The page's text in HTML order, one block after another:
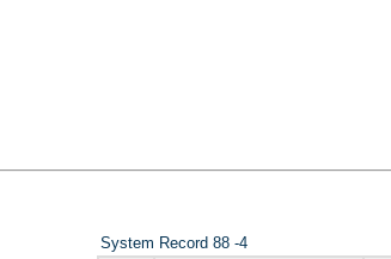
System Record 88 -4